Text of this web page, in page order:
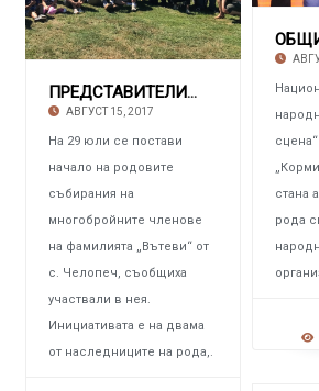
стана
рода
ПРЕДСТАВИТЕЛИ НА ФАМИЛИЯ ВЪТЕВИ ОТ ЧЕЛОПЕЧ П
АВГУСТ 15, 2017
На 29 юли се постави
начало на родовите
събирания на
многобройните членове
на фамилията „Вътеви“ от
с. Челопеч, съобщиха
участвали в нея.
Инициативата е на двама
от наследниците на рода,.